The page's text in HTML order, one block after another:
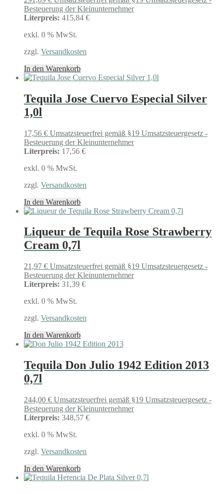
Besteuerung der Kleinunternehmer
Literpreis: 415,84 €
exkl. 0 % MwSt.
zzgl. Versandkosten
In den Warenkorb
Tequila Jose Cuervo Especial Silver
1,0l
17,56 € Umsatzsteuerfrei gemäß §19 Umsatzsteuergesetz -
Besteuerung der Kleinunternehmer
Literpreis: 17,56 €
exkl. 0 % MwSt.
zzgl. Versandkosten
In den Warenkorb
Liqueur de Tequila Rose Strawberry
Cream 0,7l
21,97 € Umsatzsteuerfrei gemäß §19 Umsatzsteuergesetz -
Besteuerung der Kleinunternehmer
Literpreis: 31,39 €
exkl. 0 % MwSt.
zzgl. Versandkosten
In den Warenkorb
Tequila Don Julio 1942 Edition 2013
0,7l
244,00 € Umsatzsteuerfrei gemäß §19 Umsatzsteuergesetz -
Besteuerung der Kleinunternehmer
Literpreis: 348,57 €
exkl. 0 % MwSt.
zzgl. Versandkosten
In den Warenkorb